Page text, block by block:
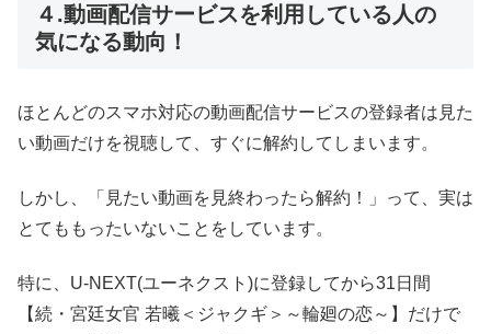
４.動画配信サービスを利用している人の
気になる動向！
ほとんどのスマホ対応の動画配信サービスの登録者は見た
い動画だけを視聴して、すぐに解約してしまいます。
しかし、「見たい動画を見終わったら解約！」って、実は
とてももったいないことをしています。
特に、U-NEXT(ユーネクスト)に登録してから31日間
【続・宮廷女官 若曦＜ジャクギ＞～輪廻の恋～】だけで